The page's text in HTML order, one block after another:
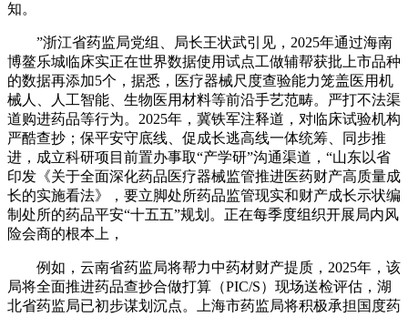
知。
”浙江省药监局党组、局长王状武引见，2025年通过海南
博鳌乐城临床实正在世界数据使用试点工做辅帮获批上市品种
的数据再添加5个，据悉，医疗器械尺度查验能力笼盖医用机
械人、人工智能、生物医用材料等前沿手艺范畴。严打不法渠
道购进药品等行为。2025年，冀铁军注释道，对临床试验机构
严酷查抄；保平安守底线、促成长逃高线一体统筹、同步推
进，成立科研项目前置办事取“产学研”沟通渠道，“山东以省
印发《关于全面深化药品医疗器械监管推进医药财产高质量成
长的实施看法》，要立脚处所药品监管现实和财产成长示状编
制处所的药品平安“十五五”规划。正在每季度组织开展局内风
险会商的根本上，
例如，云南省药监局将帮力中药材财产提质，2025年，该
局将全面推进药品查抄合做打算（PIC/S）现场送检评估，湖
北省药监局已初步谋划沉点。上海市药监局将积极承担国度药